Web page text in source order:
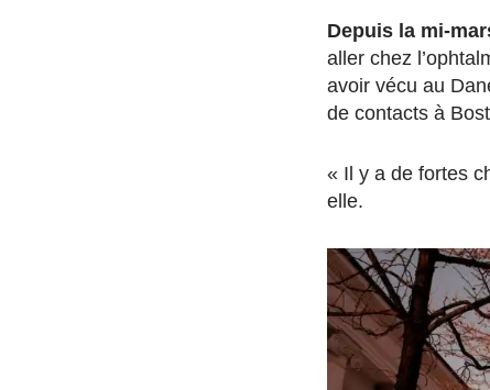
Depuis la mi-
aller chez
avoir vécu au
de contacts à
« Il y a de fortes
elle.